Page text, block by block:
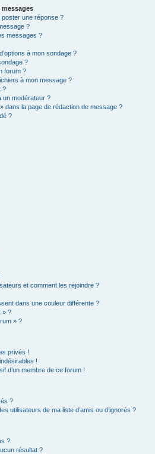
une réponse ?
?
messages ?
à mon sondage ?
?
forum ?
à mon message ?
?
un modérateur ?
dans la page de rédaction de message ?
?
et comment les rejoindre ?
dans une couleur différente ?
» ?
» ?
privés !
!
d’un membre de ce forum !
?
utilisateurs de ma liste d’amis ou d’ignorés ?
?
résultat ?